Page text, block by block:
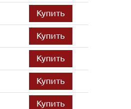
Купить
Купить
Купить
Купить
Купить